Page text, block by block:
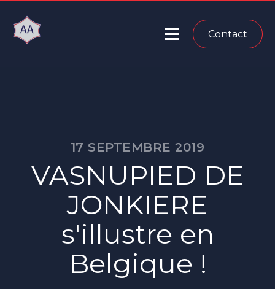
Contact
17 SEPTEMBRE 2019
VASNUPIED DE
JONKIERE
s'illustre en
Belgique !